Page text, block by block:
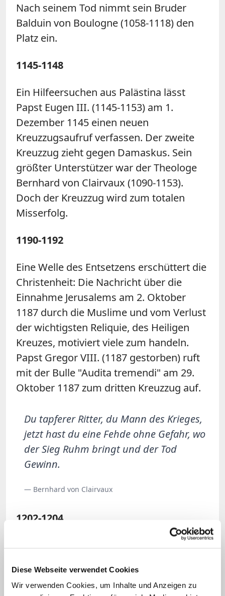
Diese Webseite verwendet Cookies
Wir verwenden Cookies, um Inhalte und Anzeigen zu
Nach seinem Tod nimmt sein Bruder
Balduin von Boulogne (1058-1118) den
Platz ein.
1145-1148
Ein Hilfeersuchen aus Palästina lässt
Papst Eugen III. (1145-1153) am 1.
Dezember 1145 einen neuen
Kreuzzugsaufruf verfassen. Der zweite
Kreuzzug zieht gegen Damaskus. Sein
größter Unterstützer war der Theologe
Bernhard von Clairvaux (1090-1153).
Doch der Kreuzzug wird zum totalen
Misserfolg.
1190-1192
Eine Welle des Entsetzens erschüttert die
Christenheit: Die Nachricht über die
Einnahme Jerusalems am 2. Oktober
1187 durch die Muslime und vom Verlust
der wichtigsten Reliquie, des Heiligen
Kreuzes, motiviert viele zum handeln.
Papst Gregor VIII. (1187 gestorben) ruft
mit der Bulle "Audita tremendi" am 29.
Oktober 1187 zum dritten Kreuzzug auf.
Du tapferer Ritter, du Mann des Krieges,
jetzt hast du eine Fehde ohne Gefahr, wo
der Sieg Ruhm bringt und der Tod
Gewinn.
— Bernhard von Clairvaux
1202-1204
Während des vierten Kreuzzuges erobern
Konstantinopel (das heutige Istanbul).
Dieser Schritt sollte die Hauptstadt am